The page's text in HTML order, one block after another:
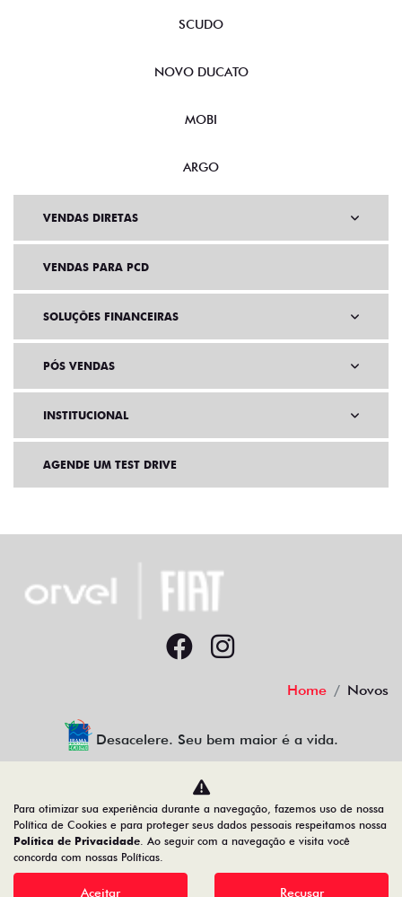
SCUDO
NOVO DUCATO
MOBI
ARGO
VENDAS DIRETAS
VENDAS PARA PCD
SOLUÇÕES FINANCEIRAS
PÓS VENDAS
INSTITUCIONAL
AGENDE UM TEST DRIVE
Home Novos
Desacelere. Seu bem maior é a vida.
Orvel Automotor FIT Ltda
12.655.933/0010-97
Para otimizar sua experiência durante a navegação, fazemos uso de nossa
Política de Cookies e para proteger seus dados pessoais respeitamos nossa
Política de Privacidade. Ao seguir com a navegação e visita você
concorda com nossas Políticas.
Aceitar Recusar